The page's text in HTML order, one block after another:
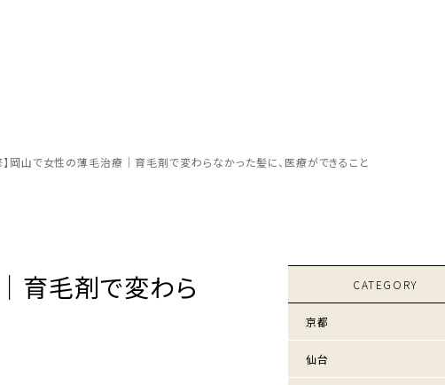
】岡山で女性の薄毛治療｜育毛剤で変わらなかった髪に、医療ができること
育毛剤で変わら
CATEGORY
京都
仙台